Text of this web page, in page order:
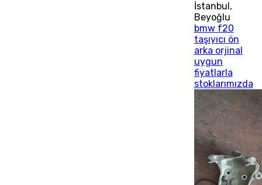
İstanbul ,
Beyoğlu
bmw f20
taşıyıcı ön
arka orjinal
uygun
fiyatlarla
stoklarımızda